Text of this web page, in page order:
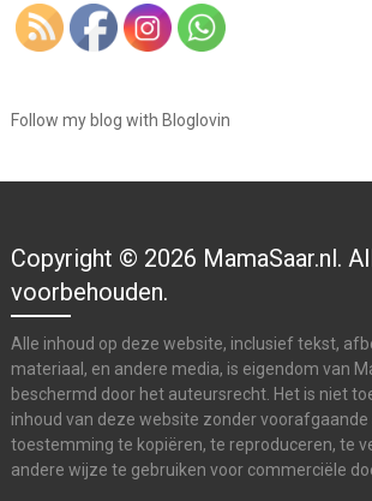
Follow my blog with Bloglovin
Copyright © 2026 MamaSaar.nl.
voorbehouden.
Alle inhoud op deze website, inclusief tekst,
materiaal, en andere media, is eigendom van
beschermd door het auteursrecht. Het is niet
inhoud van deze website zonder
toestemming te kopiëren, te reproduceren, te
andere wijze te gebruiken voor commerciële